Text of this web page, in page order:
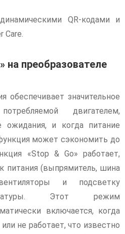
QR-кодами и
Care.
на преобразователе
обеспечивает значительное
двигателем,
и когда питание
может сэкономить до
«Stop & Go» работает,
питания (выпрямитель, шина
и подсветку
Этот режим
включается, когда
не работает, что известно